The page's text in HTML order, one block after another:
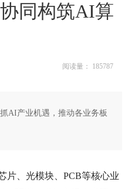
同构筑AI算
阅读量： 185787
AI产业机遇，推动各业务板
片、光模块、PCB等核心业